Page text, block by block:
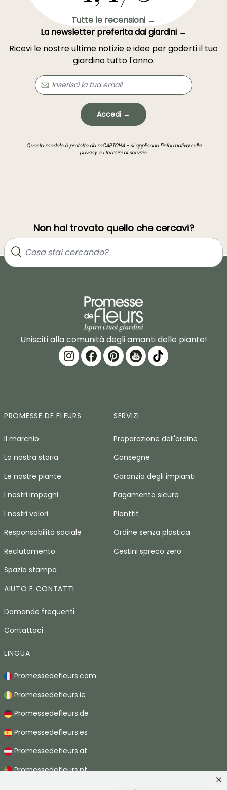
Tutte le recensioni →
La newsletter preferita dai giardini →
Ricevi le nostre ultime notizie e idee per goderti il tuo
giardino tutto l'anno.
Accedi →
Questo modulo è protetto da reCAPTCHA - si applicano l'informativa sulla
privacye itermini di servizio.
Non hai trovato quello che cercavi?
Unisciti alla comunità degli amanti delle piante!
PROMESSE DE FLEURS
Il marchio
La nostra storia
Le nostre piante
I nostri impegni
I nostri valori
Responsabilità sociale
Reclutamento
Spazio stampa
SERVIZI
Preparazione dell'ordine
Consegne
Garanzia degli impianti
Pagamento sicuro
Plantfit
Ordine senza plastica
Cestini spreco zero
AIUTO E CONTATTI
Domande frequenti
Contattaci
LINGUA
Promessedefleurs.com
Promessedefleurs.ie
Promessedefleurs.de
Promessedefleurs.es
Promessedefleurs.at
Promessedefleurs.pt